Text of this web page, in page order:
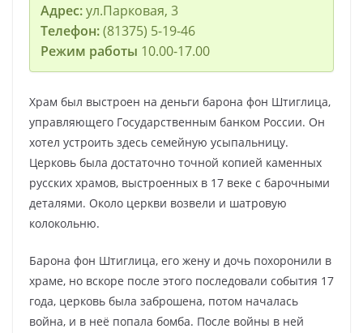
Адрес:ул.Парковая, 3
Телефон:(81375) 5-19-46
Режим работы 10.00-17.00
Храм был выстроен на деньги барона фон Штиглица,
управляющего Государственным банком России. Он
хотел устроить здесь семейную усыпальницу.
Церковь была достаточно точной копией каменных
русских храмов, выстроенных в 17 веке с барочными
деталями. Около церкви возвели и шатровую
колокольню.
Барона фон Штиглица, его жену и дочь похоронили в
храме, но вскоре после этого последовали события 17
года, церковь была заброшена, потом началась
война, и в неё попала бомба. После войны в ней